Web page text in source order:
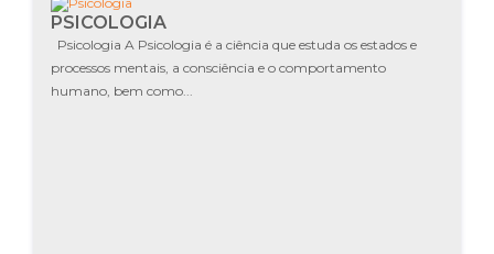
PSICOLOGIA
processos mentais, a consciência e o comportamento
humano, bem como...